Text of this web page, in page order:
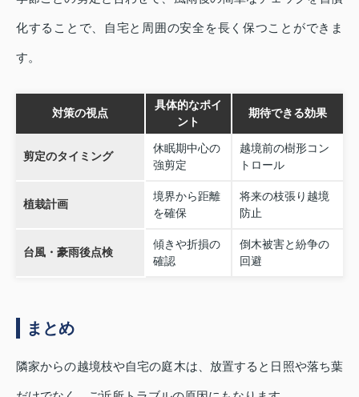
化することで、自宅と周囲の安全を長く保つことができま
す。
対策の視点
具体的なポイ
ント
期待できる効果
剪定のタイミング
休眠期中心の
強剪定
越境前の樹形コン
トロール
植栽計画
境界から距離
を確保
将来の枝張り越境
防止
台風・豪雨後点検
傾きや折損の
確認
倒木被害と紛争の
回避
まとめ
隣家からの越境枝や自宅の庭木は、放置すると日照や落ち葉